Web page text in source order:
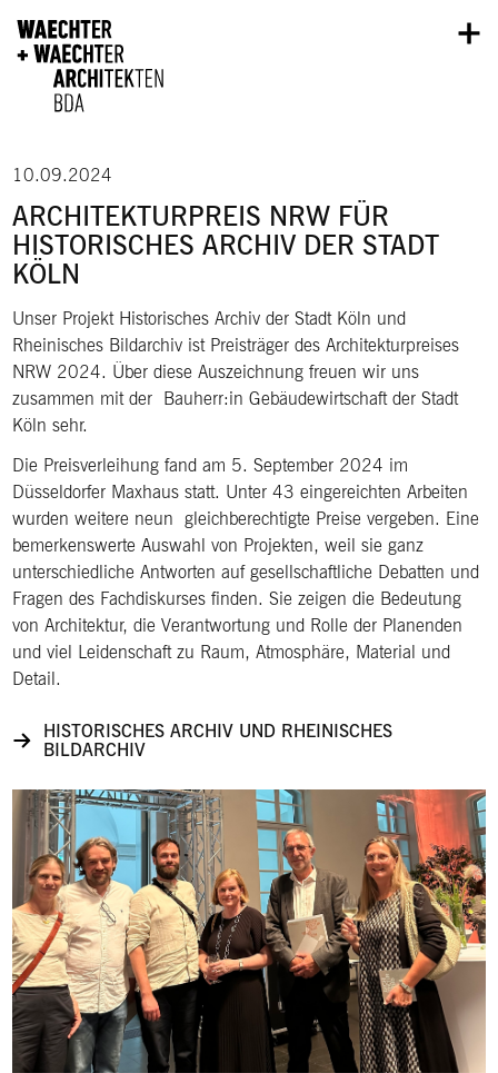
10.09.2024
ARCHITEKTURPREIS NRW FÜR
HISTORISCHES ARCHIV DER STADT
KÖLN
Unser Projekt Historisches Archiv der Stadt Köln und
Rheinisches Bildarchiv ist Preisträger des Architekturpreises
NRW 2024. Über diese Auszeichnung freuen wir uns
zusammen mit der Bauherr:in Gebäudewirtschaft der Stadt
Köln sehr.
Die Preisverleihung fand am 5. September 2024 im
Düsseldorfer Maxhaus statt. Unter 43 eingereichten Arbeiten
wurden weitere neun gleichberechtigte Preise vergeben. Eine
bemerkenswerte Auswahl von Projekten, weil sie ganz
unterschiedliche Antworten auf gesellschaftliche Debatten und
Fragen des Fachdiskurses finden. Sie zeigen die Bedeutung
von Architektur, die Verantwortung und Rolle der Planenden
und viel Leidenschaft zu Raum, Atmosphäre, Material und
Detail.
HISTORISCHES ARCHIV UND RHEINISCHES
BILDARCHIV